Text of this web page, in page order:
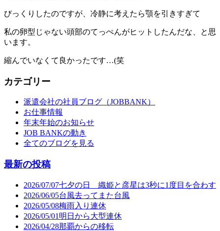
びっくりしたのですが、冷静に考えたら顎を引きすぎて
私の卵型じゃない頭部のてっぺんがヒットしたんだな、と思
います。
縮んでいなくて良かったです…(笑
カテゴリー
派遣会社の社員ブログ（JOBBANK）
お仕事情報
年末年始のお知らせ
JOB BANKの動き
全てのブログを見る
最新の投稿
2026/07/07七夕の日 織姫と彦星は3秒に1度目を合わす
2026/06/05台風去ってまた台風
2026/05/08梅雨入り連休
2026/05/01 明日から大型連休
2026/04/28那覇からの移転